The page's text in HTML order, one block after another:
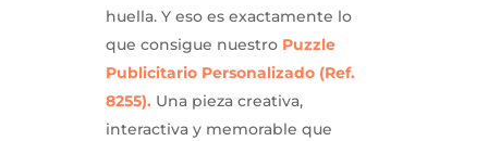
huella. Y eso es exactamente lo
que consigue nuestro Puzzle
Publicitario Personalizado (Ref.
8255). Una pieza creativa,
interactiva y memorable que